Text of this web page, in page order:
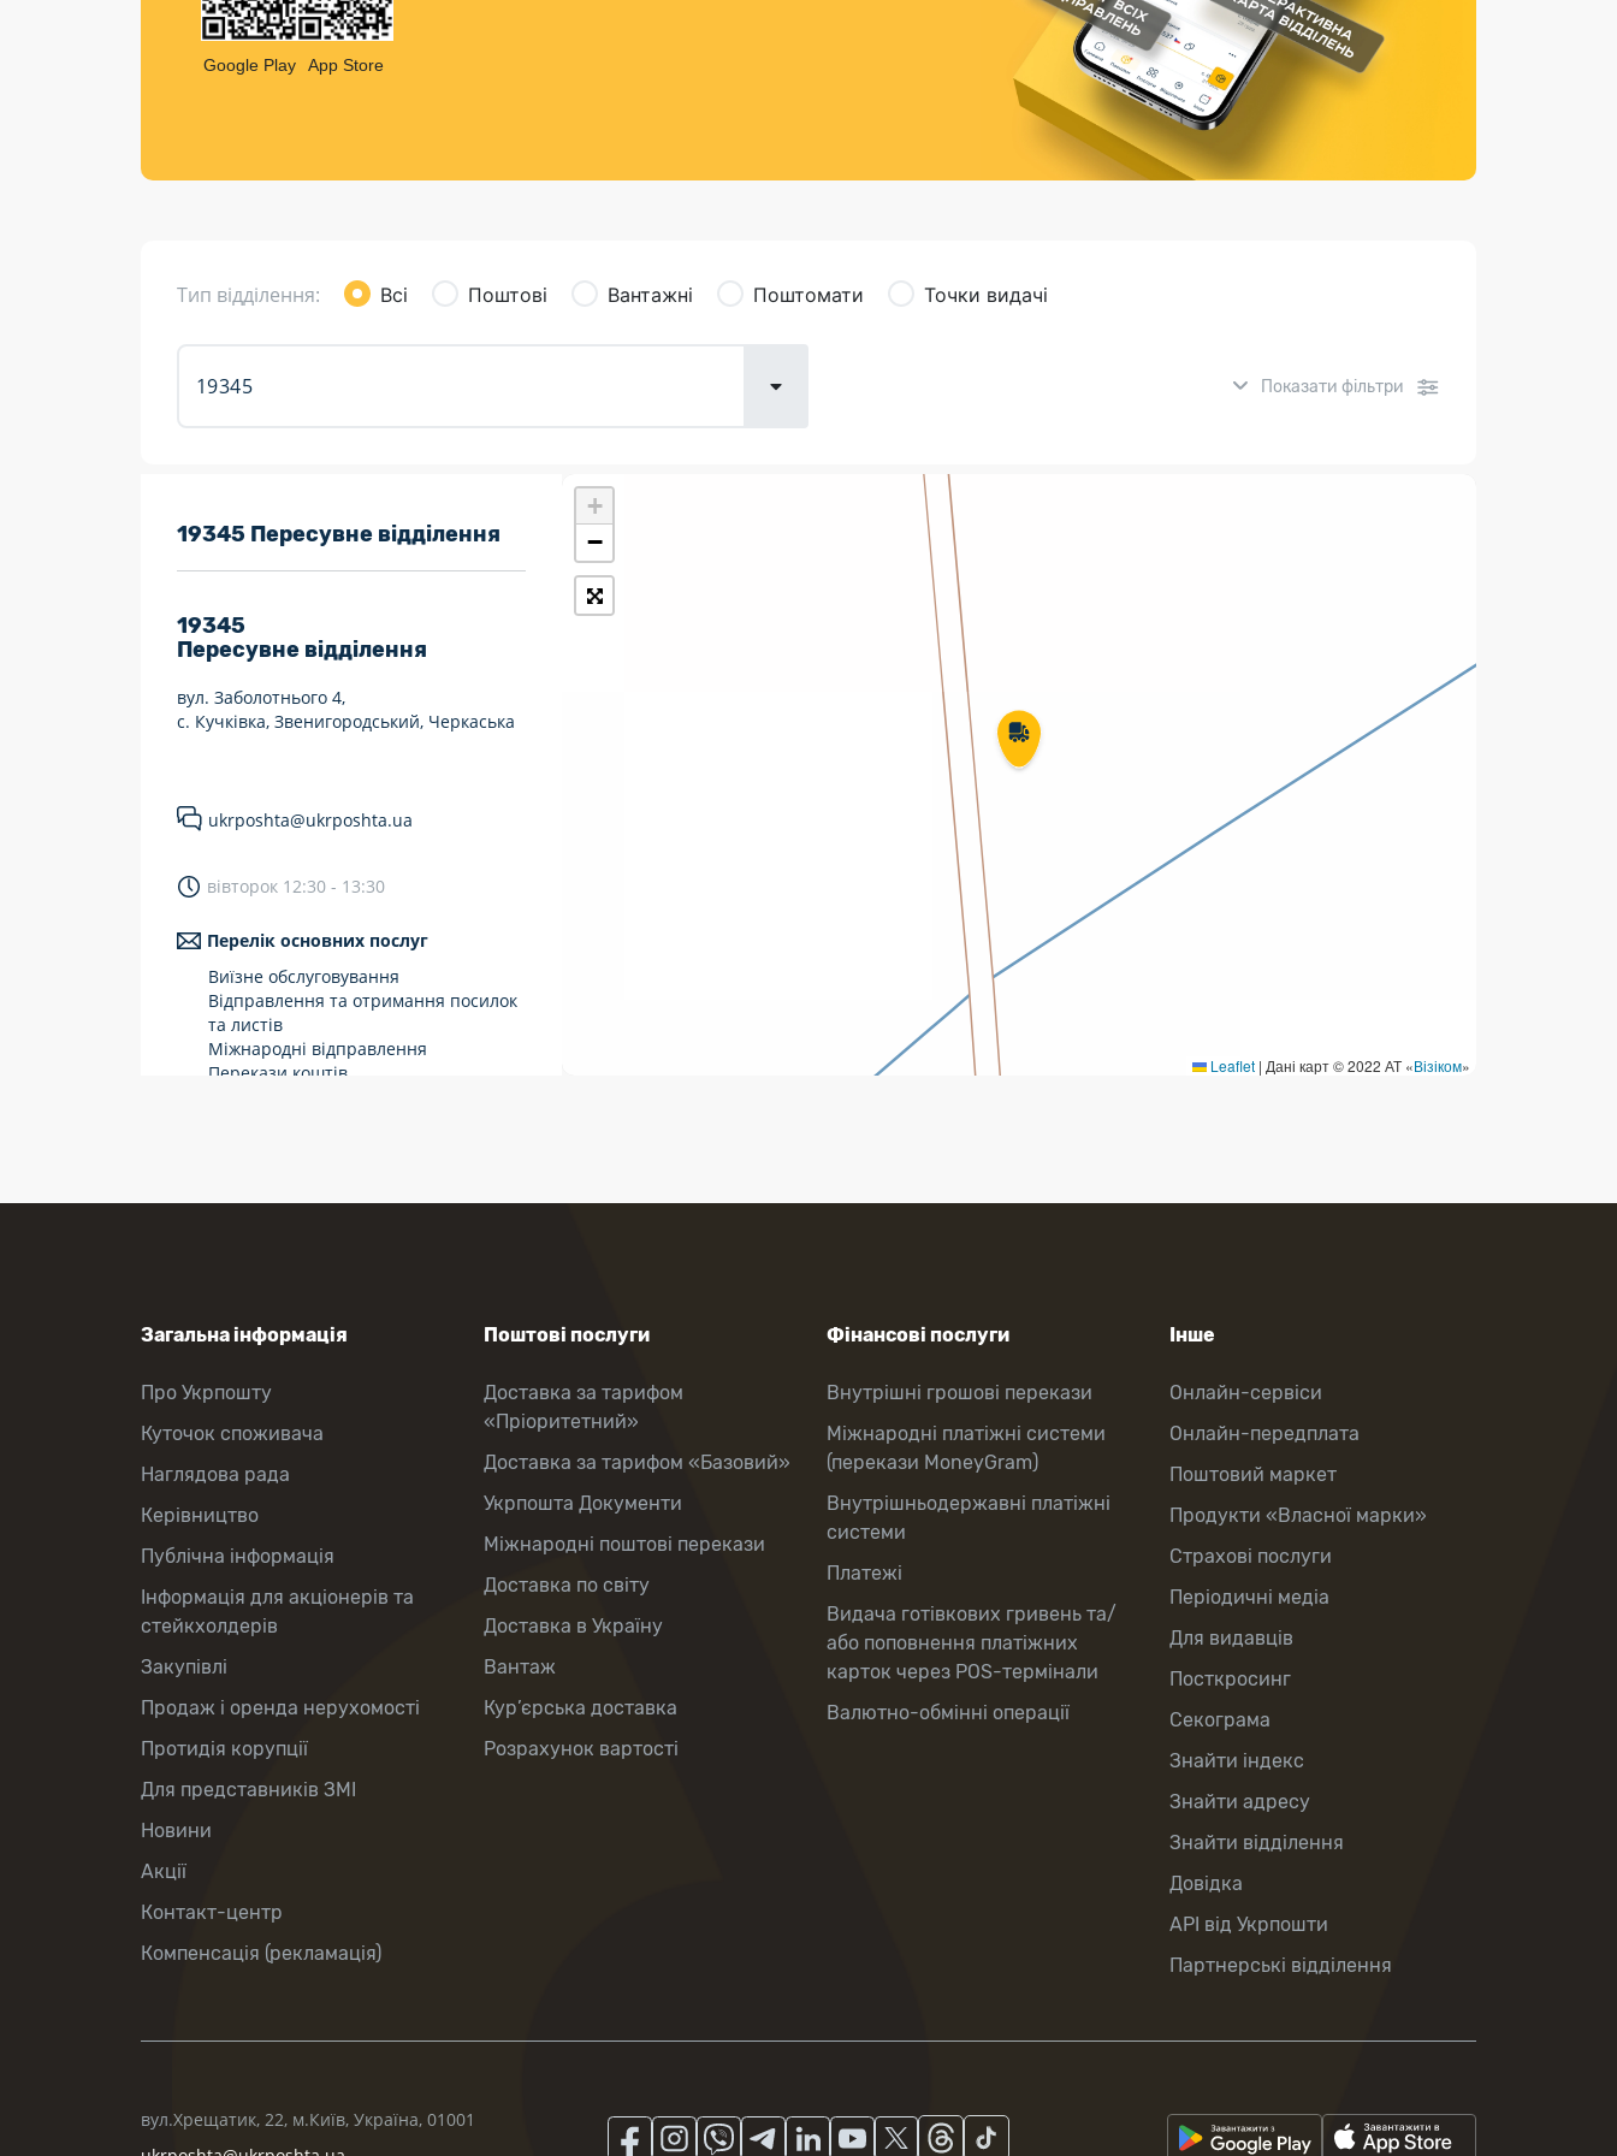
Листи та листівки
Кур’єрська доставка
Страхові послуги
Каталог «Укрпошта Маркет»
Google Play App Store
Тип відділення: Всі Поштові Вантажні Поштомати Точки видачі
Показати фільтри
7 днів на тиждень
Працюють після 19:00
Працюють у вихідні
Укрпошта Стандарт/тариф «Базовий»
19345 Пересувне відділення
19345
Пересувне відділення
вул. Заболотнього 4,
с. Кучківка, Звенигородський, Черкаська
ukrposhta@ukrposhta.ua
вівторок 12:30 - 13:30
Перелік основних послуг
Виїзне обслуговування
Відправлення та отримання посилок
та листів
Міжнародні відправлення
Перекази коштів
+
−
Leaflet | Дані карт © 2022 АТ «Візіком»
Загальна інформація
Про Укрпошту
Куточок споживача
Наглядова рада
Керівництво
Публічна інформація
Інформація для акціонерів та
стейкхолдерів
Закупівлі
Продаж і оренда нерухомості
Протидія корупції
Для представників ЗМІ
Новини
Акції
Контакт-центр
Компенсація (рекламація)
Поштові послуги
Доставка за тарифом
«Пріоритетний»
Доставка за тарифом «Базовий»
Укрпошта Документи
Міжнародні поштові перекази
Доставка по світу
Доставка в Україну
Вантаж
Кур’єрська доставка
Розрахунок вартості
Фінансові послуги
Внутрішні грошові перекази
Міжнародні платіжні системи
(перекази MoneyGram)
Внутрішньодержавні платіжні
системи
Платежі
Видача готівкових гривень та/
або поповнення платіжних
карток через POS-термінали
Валютно-обмінні операції
Інше
Онлайн-сервіси
Онлайн-передплата
Поштовий маркет
Продукти «Власної марки»
Страхові послуги
Періодичні медіа
Для видавців
Посткросинг
Секограма
Знайти індекс
Знайти адресу
Знайти відділення
Довідка
API від Укрпошти
Партнерські відділення
вул.Хрещатик, 22, м.Київ, Україна, 01001